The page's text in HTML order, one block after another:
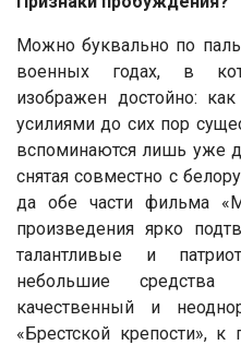
Можно буквально по
военных годах, в
изображен достойно:
усилиями до сих пор
вспоминаются лишь уже
снятая совместно с
да обе части фильма
произведения ярко
талантливые и
небольшие
качественный и
«Брестской крепости»,